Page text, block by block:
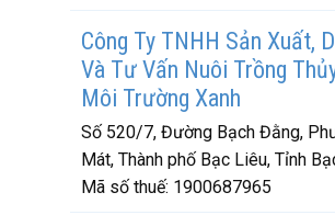
Công Ty TNHH Sản Xuất,
Và Tư Vấn Nuôi Trồng
Môi Trường Xanh
Số 520/7, Đường Bạch Đằng,
Mát, Thành phố Bạc Liêu, Tỉnh
Mã số thuế: 1900687965